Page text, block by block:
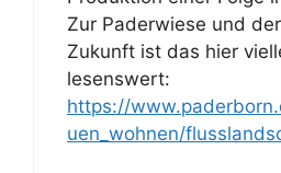
Zur Paderwiese und
Zukunft ist das hier
lesenswert:
https://
uen_wohnen/